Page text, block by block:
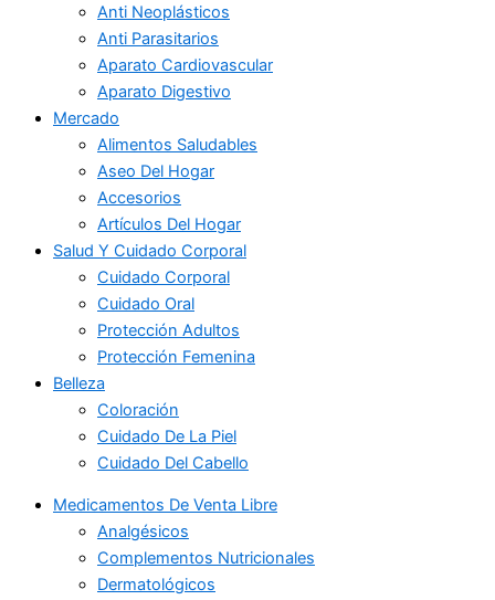
Anti Neoplásticos
Anti Parasitarios
Aparato Cardiovascular
Aparato Digestivo
Mercado
Alimentos Saludables
Aseo Del Hogar
Accesorios
Artículos Del Hogar
Salud Y Cuidado Corporal
Cuidado Corporal
Cuidado Oral
Protección Adultos
Protección Femenina
Belleza
Coloración
Cuidado De La Piel
Cuidado Del Cabello
Medicamentos De Venta Libre
Analgésicos
Complementos Nutricionales
Dermatológicos